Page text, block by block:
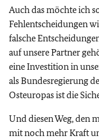
Auch das möchte ich
Fehlentscheidungen
falsche
auf unsere Partner
eine Investition in
als Bundesregierung
Osteuropas ist die
Und diesen Weg, den
mit noch mehr Kraft